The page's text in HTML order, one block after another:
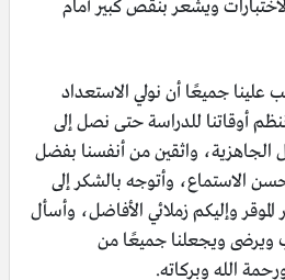
ويشعر بنقص كبير أمام
علينا جميعًا أن نولي الاستعداد
أوقاتنا للدراسة حتى نصل إلى
الجاهزية، واثقين من أنفسنا بفضل
الاستماع، وأتوجه بالشكر إلى
الموقر وإليكم زملائي الأفاضل، وأسأل
ويرضى ويجعلنا جميعًا من
الله وبركاته.